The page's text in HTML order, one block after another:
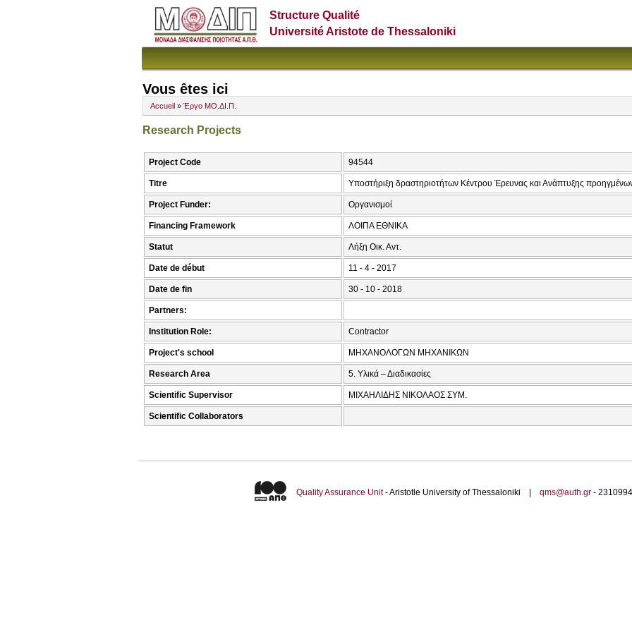
Structure Qualité
Université Aristote de Thessaloniki
Vous êtes ici
Accueil » Έργο ΜΟ.ΔΙ.Π.
Research Projects
Project Code 94544
Titre Υποστήριξη δραστηριοτήτων Κέντρου Έρευνας και Ανάπτυξης
Project Funder: Οργανισμοί
Financing Framework ΛΟΙΠΑ ΕΘΝΙΚΑ
Statut Λήξη Οικ. Αντ.
Date de début 11 - 4 - 2017
Date de fin 30 - 10 - 2018
Partners:
Institution Role: Contractor
Project's school ΜΗΧΑΝΟΛΟΓΩΝ ΜΗΧΑΝΙΚΩΝ
Research Area 5. Υλικά – Διαδικασίες
Scientific Supervisor ΜΙΧΑΗΛΙΔΗΣ ΝΙΚΟΛΑΟΣ ΣΥΜ.
Scientific Collaborators
Quality Assurance Unit- Aristotle University of Thessaloniki | qms@auth.gr-